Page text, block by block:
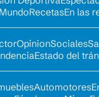
RecetasEn las
OpinionSociales
Estado del
Automotores